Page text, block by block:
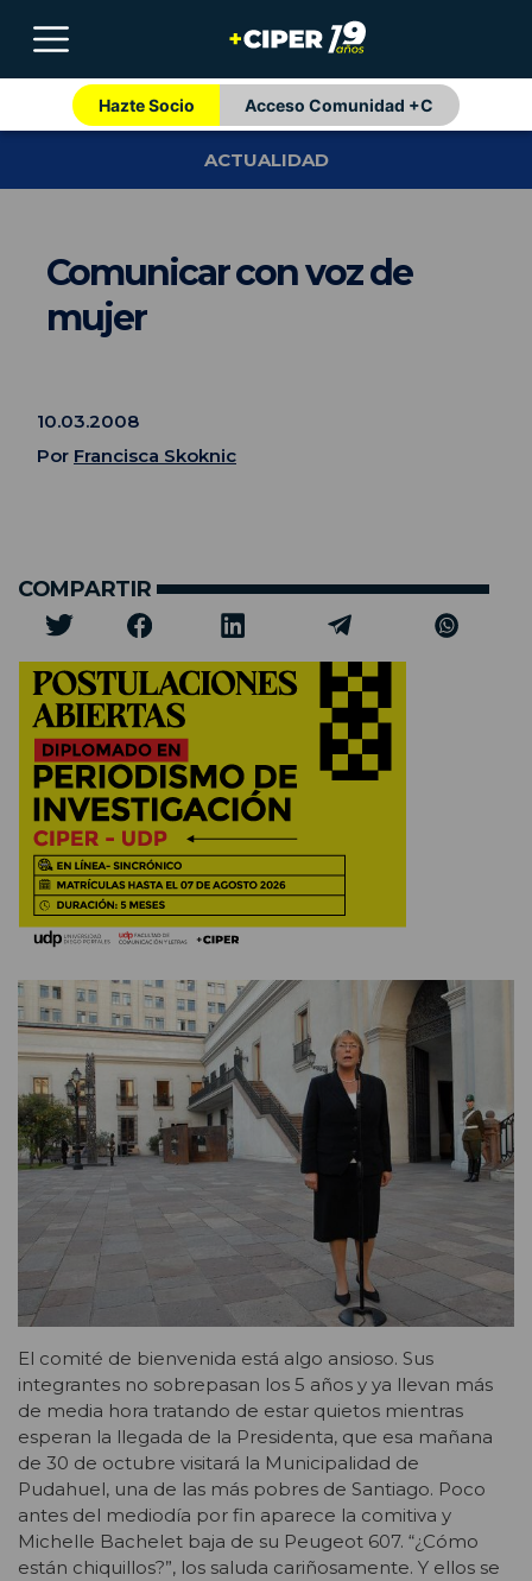
Hazte Socio Acceso Comunidad +C
ACTUALIDAD
Comunicar con voz de
mujer
10.03.2008
Por Francisca Skoknic
COMPARTIR
El comité de bienvenida está algo ansioso. Sus
integrantes no sobrepasan los 5 años y ya llevan más
de media hora tratando de estar quietos mientras
esperan la llegada de la Presidenta, que esa mañana
de 30 de octubre visitará la Municipalidad de
Pudahuel, una de las más pobres de Santiago. Poco
antes del mediodía por fin aparece la comitiva y
Michelle Bachelet baja de su Peugeot 607. “¿Cómo
están chiquillos?”, los saluda cariñosamente. Y ellos se